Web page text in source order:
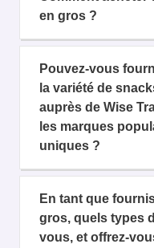
en gros ?
Pouvez-vous
la variété de
auprès de Wise
les marques
uniques ?
En tant que
gros, quels types
vous, et offrez-